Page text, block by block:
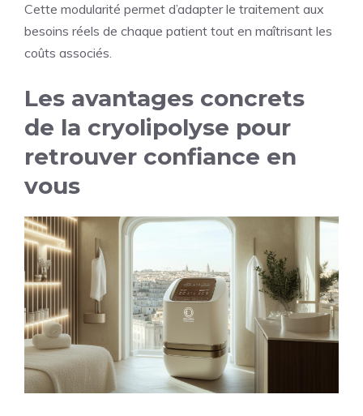
Cette modularité permet d’adapter le traitement aux
besoins réels de chaque patient tout en maîtrisant les
coûts associés.
Les avantages concrets
de la cryolipolyse pour
retrouver confiance en
vous